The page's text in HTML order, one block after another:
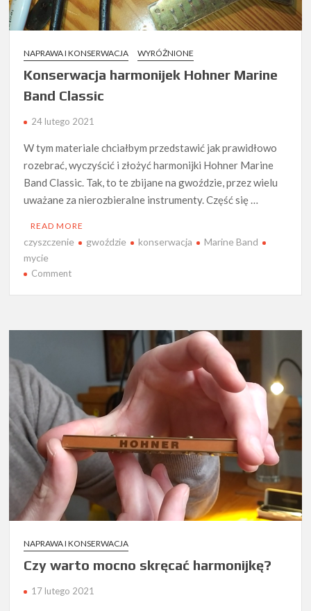
NAPRAWA I KONSERWACJA WYRÓŻNIONE
Konserwacja harmonijek Hohner Marine
Band Classic
24 lutego 2021
W tym materiale chciałbym przedstawić jak prawidłowo
rozebrać, wyczyścić i złożyć harmonijki Hohner Marine
Band Classic. Tak, to te zbijane na gwoździe, przez wielu
uważane za nierozbieralne instrumenty. Część się …
READ MORE
czyszczenie gwoździe konserwacja
Marine Band
mycie
Commenton
Marine
NAPRAWA I KONSERWACJA
Czy warto mocno skręcać harmonijkę?
17 lutego 2021